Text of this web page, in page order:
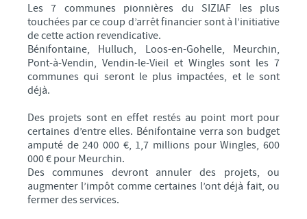
Les 7 communes pionnières du SIZIAF les plus
touchées par ce coup d’arrêt financier sont à l’initiative
de cette action revendicative.
Bénifontaine, Hulluch, Loos-en-Gohelle, Meurchin,
Pont-à-Vendin, Vendin-le-Vieil et Wingles sont les 7
communes qui seront le plus impactées, et le sont
déjà.
Des projets sont en effet restés au point mort pour
certaines d’entre elles. Bénifontaine verra son budget
amputé de 240 000 €, 1,7 millions pour Wingles, 600
000 € pour Meurchin.
Des communes devront annuler des projets, ou
augmenter l’impôt comme certaines l’ont déjà fait, ou
fermer des services.